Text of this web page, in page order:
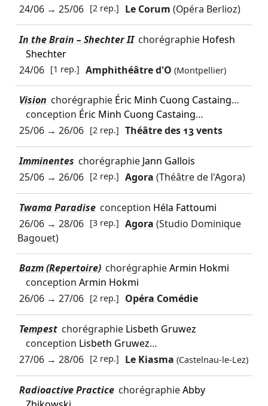
24/06→ 25/06 [2 rep.] Le Corum(Opéra Berlioz)
In the Brain – Shechter II chorégraphie Hofesh
Shechter
24/06 [1 rep.] Amphithéâtre d'O (Montpellier)
Vision chorégraphie Éric Minh Cuong Castaing…
conception Éric Minh Cuong Castaing…
25/06→ 26/06 [2 rep.] Théâtre des 13 vents
Imminentes chorégraphie Jann Gallois
25/06→ 26/06 [2 rep.] Agora(Théâtre de l'Agora)
Twama Paradise conception Héla Fattoumi
26/06→ 28/06 [3 rep.] Agora(Studio Dominique
Bagouet)
Bazm (Repertoire) chorégraphieArmin Hokmi
conception Armin Hokmi
26/06→ 27/06 [2 rep.] Opéra Comédie
Tempest chorégraphie Lisbeth Gruwez
conception Lisbeth Gruwez…
27/06→ 28/06 [2 rep.] Le Kiasma (Castelnau-le-Lez)
Radioactive Practice chorégraphieAbby